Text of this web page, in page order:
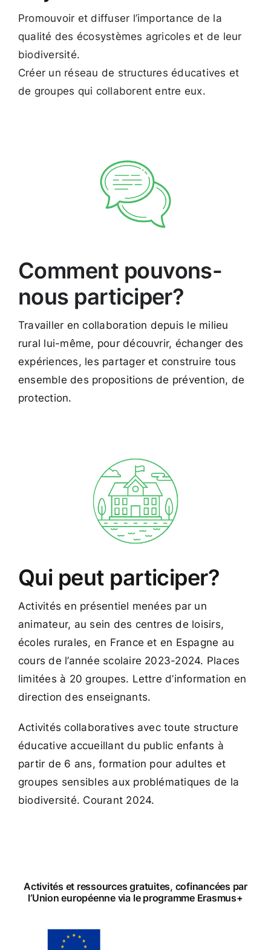
Promouvoir et diffuser l’importance de la
qualité des écosystèmes agricoles et de leur
biodiversité.
Créer un réseau de structures éducatives et
de groupes qui collaborent entre eux.
Comment pouvons-
nous participer?
Travailler en collaboration depuis le milieu
rural lui-même, pour découvrir, échanger des
expériences, les partager et construire tous
ensemble des propositions de prévention, de
protection.
Qui peut participer?
Activités en présentiel menées par un
animateur, au sein des centres de loisirs,
écoles rurales, en France et en Espagne au
cours de l’année scolaire 2023-2024. Places
limitées à 20 groupes. Lettre d’information en
direction des enseignants.
Activités collaboratives avec toute structure
éducative accueillant du public enfants à
partir de 6 ans, formation pour adultes et
groupes sensibles aux problématiques de la
biodiversité. Courant 2024.
Activités et ressources gratuites, cofinancées par
l’Union européenne via le programme Erasmus+